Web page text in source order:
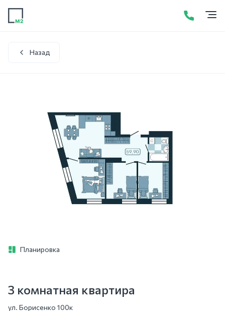
Контакты
+7 (423) 275-52-01 Написать в WhatsApp
Назад
Планировка
3 комнатная квартира
ул. Борисенко 100к